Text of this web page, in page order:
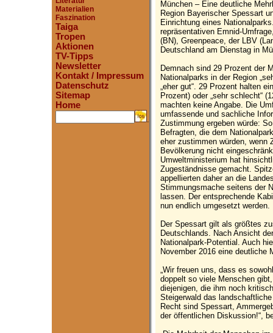
Materialien
Faszination
Taiga
Tropen
Aktionen
TV-Tipps
Newsletter
Kontakt / Impressum
Datenschutz
Sitemap
Home
.
München – Eine deutliche
Region Bayerischer Spessart
Einrichtung eines
repräsentativen Emnid-
(BN), Greenpeace, der LBV
Deutschland am Dienstag in
Demnach sind 29 Prozent der
Nationalparks in der Region
„eher gut“. 29 Prozent halten
Prozent) oder „sehr schlecht“
machten keine Angabe. Die
umfassende und sachliche
Zustimmung ergeben würde:
Befragten, die dem
eher zustimmen würden, wenn
Bevölkerung nicht
Umweltministerium hat
Zugeständnisse gemacht.
appellierten daher an die
Stimmungsmache seitens der
lassen. Der entsprechende
nun endlich umgesetzt werden.
Der Spessart gilt als größtes
Deutschlands. Nach Ansicht
Nationalpark-Potential. Auch
November 2016 eine deutliche
„Wir freuen uns, dass es
doppelt so viele Menschen
diejenigen, die ihm noch
Steigerwald das
Recht sind Spessart,
der öffentlichen Diskussion!“,